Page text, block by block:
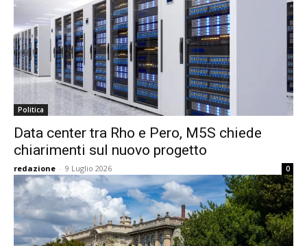
Politica
Data center tra Rho e Pero, M5S chiede
chiarimenti sul nuovo progetto
redazione - 9 Luglio 2026 0